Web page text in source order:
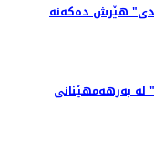
هێرش دەکەنە
بەرهەمهێنانی